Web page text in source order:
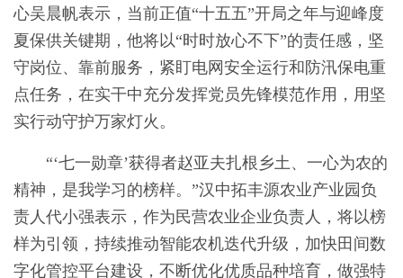
心吴晨帆表示，当前正值“十五五”开局之年与迎峰度
夏保供关键期，他将以“时时放心不下”的责任感，坚
守岗位、靠前服务，紧盯电网安全运行和防汛保电重
点任务，在实干中充分发挥党员先锋模范作用，用坚
实行动守护万家灯火。
“‘七一勋章’获得者赵亚夫扎根乡土、一心为农的
精神，是我学习的榜样。”汉中拓丰源农业产业园负
责人代小强表示，作为民营农业企业负责人，将以榜
样为引领，持续推动智能农机迭代升级，加快田间数
字化管控平台建设，不断优化优质品种培育，做强特